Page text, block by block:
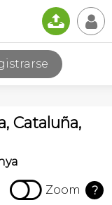
📤 👤
Cataluña,
 Zoom ?